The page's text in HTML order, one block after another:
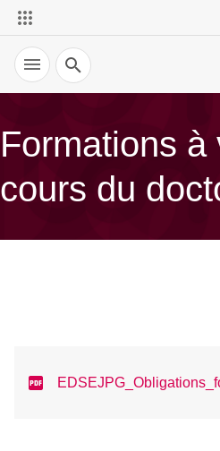
Recherche
Formations à
cours du